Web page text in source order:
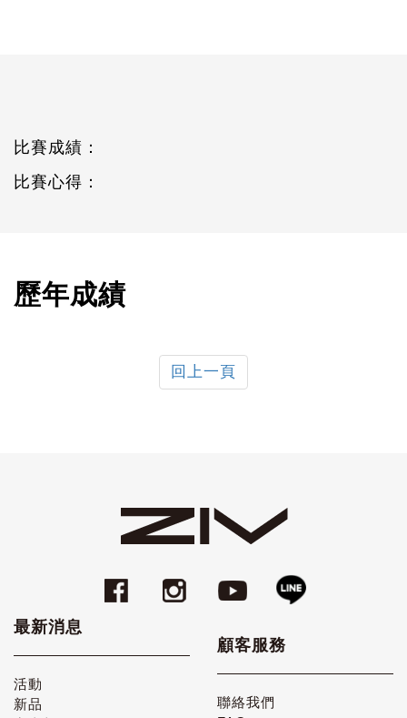
比賽成績：
比賽心得：
歷年成績
回上一頁
最新消息
活動
新品
顧客服務
聯絡我們